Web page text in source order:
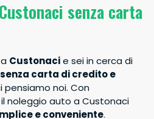
senza carta
Custonacie sei in cerca di
carta di credito e
pensiamo noi. Con
noleggio auto a Custonaci
e conveniente.
Ore